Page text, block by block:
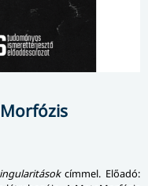
címmel. Előadó: